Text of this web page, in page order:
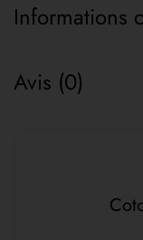
Informations
Avis (0)